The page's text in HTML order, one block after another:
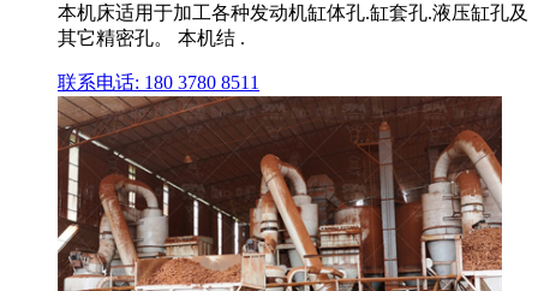
本机床适用于加工各种发动机缸体孔.缸套孔.液压缸孔及
其它精密孔。 本机结 .
联系电话: 180 3780 8511